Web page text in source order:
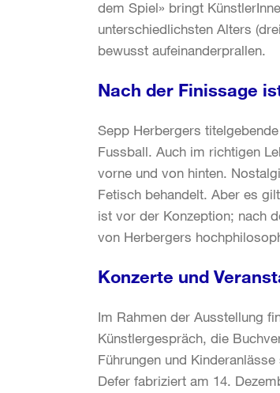
dem Spiel» bringt
unterschiedlichsten Alters
bewusst aufeinanderprallen.
Nach der Finissage
Sepp Herbergers
Fussball. Auch im richtigen
vorne und von hinten.
Fetisch behandelt. Aber es
ist vor der Konzeption; nach
von Herbergers
Konzerte und
Im Rahmen der Ausstellung
Künstlergespräch, die
Führungen und
Defer fabriziert am 14.